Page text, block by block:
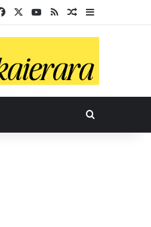
Facebook YouTube
RSS Ausazko
Bilatu